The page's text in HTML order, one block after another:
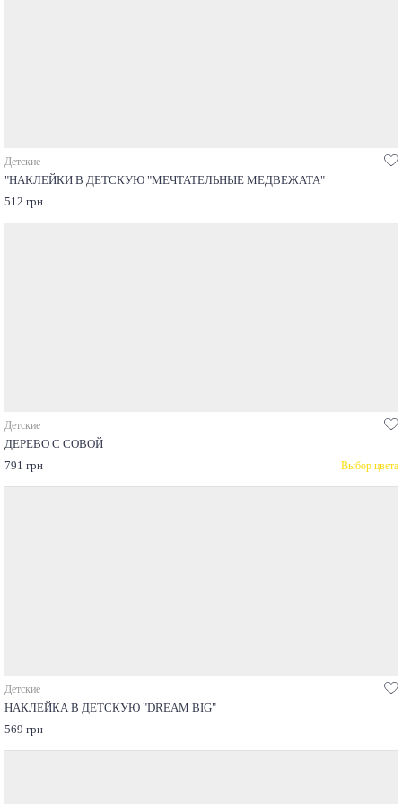
Детские
"НАКЛЕЙКИ В ДЕТСКУЮ "МЕЧТАТЕЛЬНЫЕ МЕДВЕЖАТА"
512 грн
Детские
ДЕРЕВО С СОВОЙ
791 грн
Выбор цвета
Детские
НАКЛЕЙКА В ДЕТСКУЮ "DREAM BIG"
569 грн